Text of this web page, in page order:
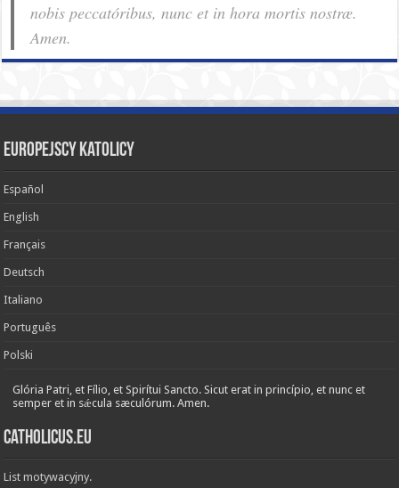
nobis pec­ca­tóribus, nunc et in hora mortis nostræ.
Amen.
Europejscy katolicy
Español
English
Français
Deutsch
Italiano
Português
Polski
Glória Patri, et Fílio, et Spirítui Sancto. Sicut erat in princípio, et nunc et
semper et in sǽcula sæculórum. Amen.
Catholicus.eu
List motywacyjny.